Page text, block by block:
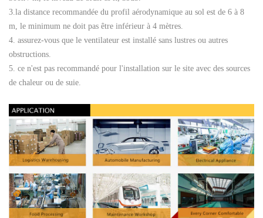
3.la distance recommandée du profil aérodynamique au sol est de 6 à 8
m, le minimum ne doit pas être inférieur à 4 mètres.
4. assurez-vous que le ventilateur est installé sans lustres ou autres
obstructions.
5. ce n'est pas recommandé pour l'installation sur le site avec des sources
de chaleur ou de suie.